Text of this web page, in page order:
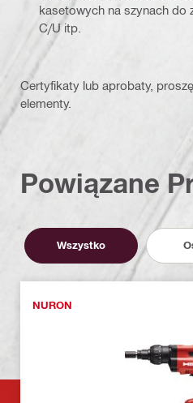
kasetowych na szynach do
C/U itp.
Certyfikaty lub aprobaty,
elementy.
Powiązane
Wszystko
NURON